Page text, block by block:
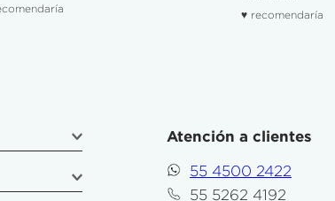
♥ recomendaría
Atención a clientes
55 4500 2422
55 5262 4192